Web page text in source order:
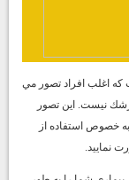
كه اغلب افراد تصور مي
پزشك نيست. اين تصور
خصوص استفاده از
نماييد.